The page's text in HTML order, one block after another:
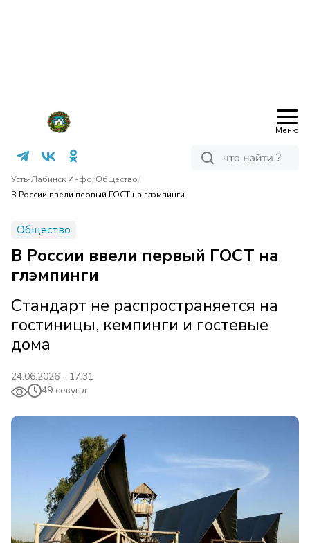
Меню
Усть-Лабинск Инфо/Общество/
В России ввели первый ГОСТ на глэмпинги
Общество
В России ввели первый ГОСТ на
глэмпинги
Стандарт не распространяется на
гостиницы, кемпинги и гостевые
дома
24.06.2026 - 17:31
49 секунд